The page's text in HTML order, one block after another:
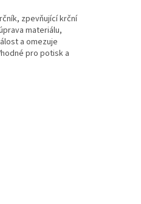
zpevňující krční
materiálu,
a omezuje
pro potisk a